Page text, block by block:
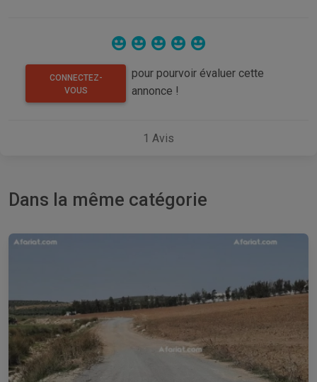
CONNECTEZ-
VOUS
pour pourvoir évaluer cette
annonce !
1 Avis
Dans la même catégorie